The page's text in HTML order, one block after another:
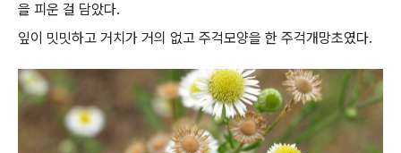
을 피운 걸 담았다.
잎이 밋밋하고 거치가 거의 없고 주걱모양을 한 주걱개망초였다.